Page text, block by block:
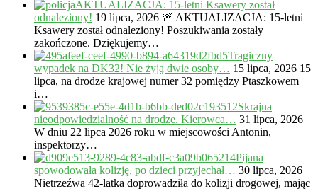
AKTUALIZACJA: 15-letni Ksawery został
odnaleziony! 19 lipca, 2026 🚨 AKTUALIZACJA: 15-letni
Ksawery został odnaleziony! Poszukiwania zostały
zakończone. Dziękujemy…
Tragiczny
wypadek na DK32! Nie żyją dwie osoby… 15 lipca, 2026 15
lipca, na drodze krajowej numer 32 pomiędzy Ptaszkowem
i…
Skrajna
nieodpowiedzialność na drodze. Kierowca… 31 lipca, 2026
W dniu 22 lipca 2026 roku w miejscowości Antonin,
inspektorzy…
Pijana
spowodowała kolizję, po dzieci przyjechał… 30 lipca, 2026
Nietrzeźwa 42-latka doprowadziła do kolizji drogowej, mając